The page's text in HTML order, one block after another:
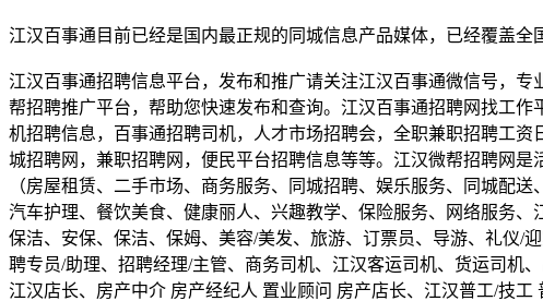
江汉百事通目前已经是国内最正规的同城信息产品媒体，已经覆盖全
江汉百事通招聘信息平台，发布和推广请关注江汉百事通微信号，
帮招聘推广平台，帮助您快速发布和查询。江汉百事通招聘网找工
机招聘信息，百事通招聘司机，人才市场招聘会，全职兼职招聘工
城招聘网，兼职招聘网，便民平台招聘信息等等。江汉微帮招聘网
（房屋租赁、二手市场、商务服务、同城招聘、娱乐服务、同城配
汽车护理、餐饮美食、健康丽人、兴趣教学、保险服务、网络服务
保洁、安保、保洁、保姆、美容/美发、旅游、订票员、导游、礼仪/
聘专员/助理、招聘经理/主管、商务司机、江汉客运司机、货运司机
江汉店长、房产中介 房产经纪人 置业顾问 房产店长、江汉普工/技